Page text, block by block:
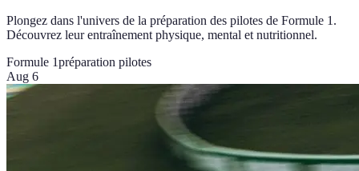
Plongez dans l'univers de la préparation des pilotes de Formule 1.
Découvrez leur entraînement physique, mental et nutritionnel.
Formule 1préparation pilotes
Aug 6